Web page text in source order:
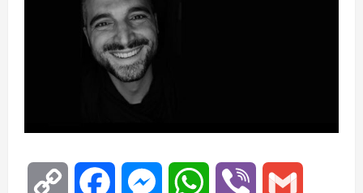
Copy Facebook MessengerWhatsAppViber